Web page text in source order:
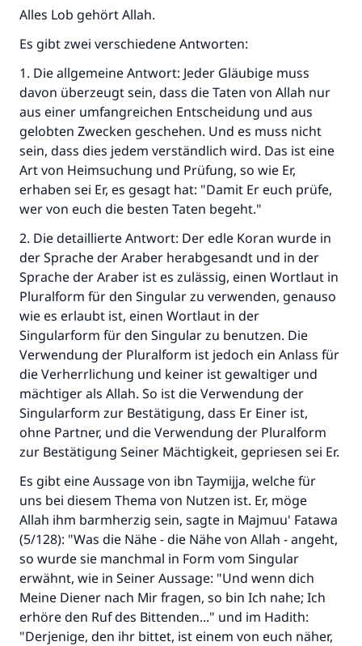
Alles Lob gehört Allah.
Es gibt zwei verschiedene Antworten:
1. Die allgemeine Antwort: Jeder Gläubige muss
davon überzeugt sein, dass die Taten von Allah nur
aus einer umfangreichen Entscheidung und aus
gelobten Zwecken geschehen. Und es muss nicht
sein, dass dies jedem verständlich wird. Das ist eine
Art von Heimsuchung und Prüfung, so wie Er,
erhaben sei Er, es gesagt hat: "Damit Er euch prüfe,
wer von euch die besten Taten begeht."
2. Die detaillierte Antwort: Der edle Koran wurde in
der Sprache der Araber herabgesandt und in der
Sprache der Araber ist es zulässig, einen Wortlaut in
Pluralform für den Singular zu verwenden, genauso
wie es erlaubt ist, einen Wortlaut in der
Singularform für den Singular zu benutzen. Die
Verwendung der Pluralform ist jedoch ein Anlass für
die Verherrlichung und keiner ist gewaltiger und
mächtiger als Allah. So ist die Verwendung der
Singularform zur Bestätigung, dass Er Einer ist,
ohne Partner, und die Verwendung der Pluralform
zur Bestätigung Seiner Mächtigkeit, gepriesen sei Er.
Es gibt eine Aussage von ibn Taymijja, welche für
uns bei diesem Thema von Nutzen ist. Er, möge
Allah ihm barmherzig sein, sagte in Majmuu' Fatawa
(5/128): "Was die Nähe - die Nähe von Allah - angeht,
so wurde sie manchmal in Form vom Singular
erwähnt, wie in Seiner Aussage: "Und wenn dich
Meine Diener nach Mir fragen, so bin Ich nahe; Ich
erhöre den Ruf des Bittenden..." und im Hadith:
"Derjenige, den ihr bittet, ist einem von euch näher,
Die Antwort Nr. 110845 rettete eine
Ehe.
Unterstütze die Arbeit von Islam Q&A
Der Prophet -Allahs Segen und Frieden auf
ihm- sagte:
"Wer zum Guten aufruft, hat den Lohn
desjenigen, der sie durchführt."
(MUSLIM 1893)